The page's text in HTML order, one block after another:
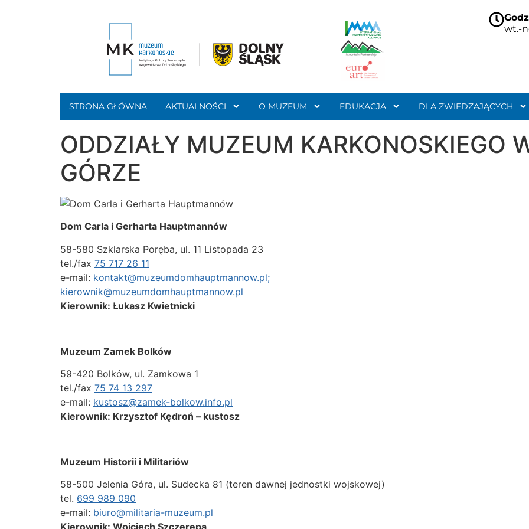
wt.-
STRONA GŁÓWNA AKTUALNOŚCI O MUZEUM EDUKACJA DLA ZWIEDZAJĄCYCH
ODDZIAŁY MUZEUM KARKONOSKIEGO
GÓRZE
Dom Carla i Gerharta Hauptmannów
58-580 Szklarska Poręba, ul. 11 Listopada 23
tel./fax 75 717 26 11
e-mail: kontakt@muzeumdomhauptmannow.pl;
kierownik@muzeumdomhauptmannow.pl
Kierownik: Łukasz Kwietnicki
Muzeum Zamek Bolków
59-420 Bolków, ul. Zamkowa 1
tel./fax 75 74 13 297
e-mail: kustosz@zamek-bolkow.info.pl
Kierownik: Krzysztof Kędroń – kustosz
Muzeum Historii i Militariów
58-500 Jelenia Góra, ul. Sudecka 81 (teren dawnej jednostki wojskowej)
tel. 699 989 090
e-mail: biuro@militaria-muzeum.pl